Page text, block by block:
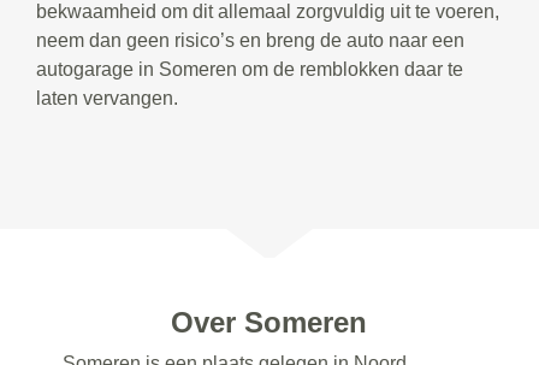
bekwaamheid om dit allemaal zorgvuldig uit te voeren,
neem dan geen risico’s en breng de auto naar een
autogarage in Someren om de remblokken daar te
laten vervangen.
Over Someren